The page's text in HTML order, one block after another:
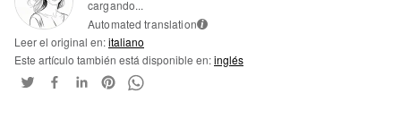
cargando...
Automated translation i
Leer el original en:italiano
Este artículo también está disponible en:inglés